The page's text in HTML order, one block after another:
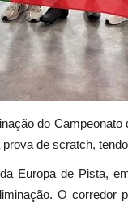
do
de scratch,
Europa de Pista,
O corredor